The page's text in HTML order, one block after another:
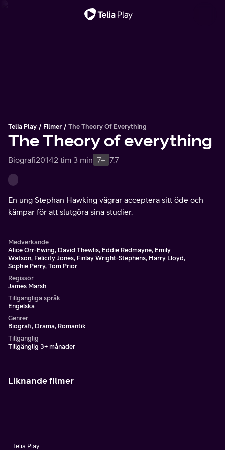
Telia Play Filmer The Theory Of Everything
The Theory of everything
Biografi20142 tim 3 min 7+ 7.7
En ung Stephan Hawking vägrar acceptera sitt öde och
kämpar för att slutgöra sina studier.
Medverkande
Alice Orr-Ewing, David Thewlis, Eddie Redmayne, Emily
Watson, Felicity Jones, Finlay Wright-Stephens, Harry Lloyd,
Sophie Perry, Tom Prior
Regissör
James Marsh
Tillgängliga språk
Engelska
Genrer
Biografi, Drama, Romantik
Tillgänglig
Tillgänglig 3+ månader
Liknande filmer
Telia Play